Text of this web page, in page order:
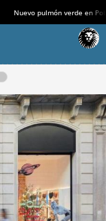
Nuevo pulmón verde en